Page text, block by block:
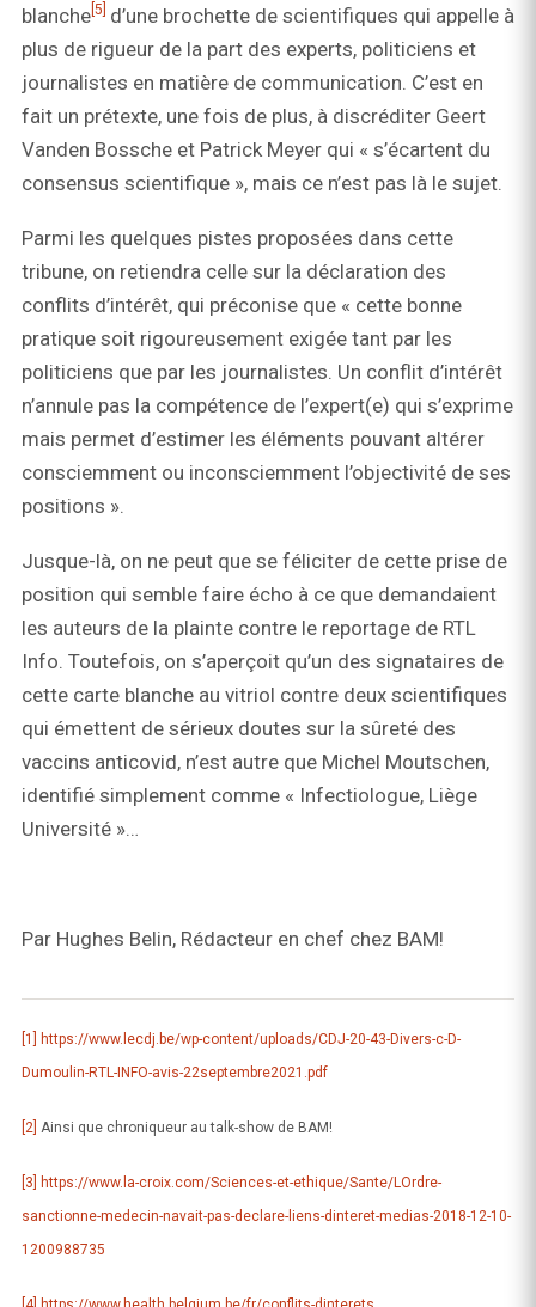
blanche [5] d’une brochette de scientifiques qui appelle à
plus de rigueur de la part des experts, politiciens et
journalistes en matière de communication. C’est en
fait un prétexte, une fois de plus, à discréditer Geert
Vanden Bossche et Patrick Meyer qui « s’écartent du
consensus scientifique », mais ce n’est pas là le sujet.
Parmi les quelques pistes proposées dans cette
tribune, on retiendra celle sur la déclaration des
conflits d’intérêt, qui préconise que « cette bonne
pratique soit rigoureusement exigée tant par les
politiciens que par les journalistes. Un conflit d’intérêt
n’annule pas la compétence de l’expert(e) qui s’exprime
mais permet d’estimer les éléments pouvant altérer
consciemment ou inconsciemment l’objectivité de ses
positions ».
Jusque-là, on ne peut que se féliciter de cette prise de
position qui semble faire écho à ce que demandaient
les auteurs de la plainte contre le reportage de RTL
Info. Toutefois, on s’aperçoit qu’un des signataires de
cette carte blanche au vitriol contre deux scientifiques
qui émettent de sérieux doutes sur la sûreté des
vaccins anticovid, n’est autre que Michel Moutschen,
identifié simplement comme « Infectiologue, Liège
Université »…
Par Hughes Belin, Rédacteur en chef chez BAM!
[1]
https://www.lecdj.be/wp-content/uploads/CDJ-20-43-Divers-c-D-
Dumoulin-RTL-INFO-avis-22septembre2021.pdf
[2] Ainsi que chroniqueur au talk-show de BAM!
[3]
https://www.la-croix.com/Sciences-et-ethique/Sante/LOrdre-
sanctionne-medecin-navait-pas-declare-liens-dinteret-medias-2018-12-10-
1200988735